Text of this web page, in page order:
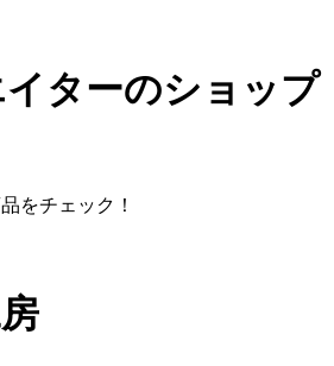
ターのショップ
をチェック！